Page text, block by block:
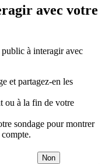
avec votre
à interagir avec
et partagez-en les
ou à la fin de votre
sondage pour montrer
Non